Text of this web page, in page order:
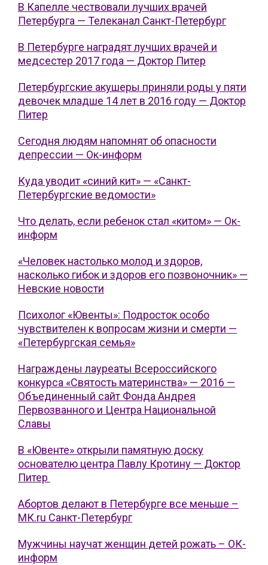
В Капелле чествовали лучших врачей
Петербурга — Телеканал Санкт-Петербург
В Петербурге наградят лучших врачей и
медсестер 2017 года — Доктор Питер
Петербургские акушеры приняли роды у пяти
девочек младше 14 лет в 2016 году — Доктор
Питер
Сегодня людям напомнят об опасности
депрессии — Ок-информ
Куда уводит «синий кит» — «Санкт-
Петербургские ведомости»
Что делать, если ребенок стал «китом» — Ок-
информ
«Человек настолько молод и здоров,
насколько гибок и здоров его позвоночник» —
Невские новости
Психолог «Ювенты»: Подросток особо
чувствителен к вопросам жизни и смерти —
«Петербургская семья»
Награждены лауреаты Всероссийского
конкурса «Святость материнства» — 2016 —
Объединенный сайт Фонда Андрея
Первозванного и Центра Национальной
Славы
В «Ювенте» открыли памятную доску
основателю центра Павлу Кротину — Доктор
Питер
Абортов делают в Петербурге все меньше –
МК.ru Санкт-Петербург
Мужчины научат женщин детей рожать – ОК-
информ